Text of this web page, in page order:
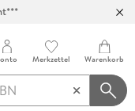
Merkzettel Warenkorb